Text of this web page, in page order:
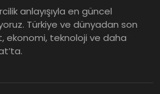
anlayışıyla en güncel
Türkiye ve dünyadan son
ekonomi, teknoloji ve daha